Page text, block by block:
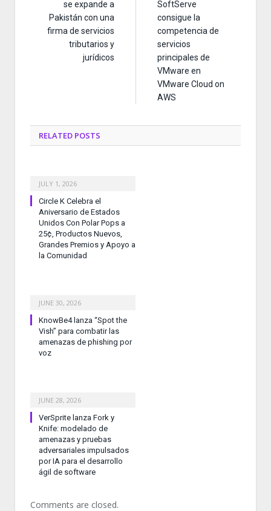
se expande a
Pakistán con una
firma de servicios
tributarios y
jurídicos
SoftServe
consigue la
competencia de
servicios
principales de
VMware en
VMware Cloud on
AWS
RELATED POSTS
JULY 1, 2026
Circle K Celebra el
Aniversario de Estados
Unidos Con Polar Pops a
25¢, Productos Nuevos,
Grandes Premios y Apoyo a
la Comunidad
JUNE 30, 2026
KnowBe4 lanza “Spot the
Vish” para combatir las
amenazas de phishing por
voz
JUNE 28, 2026
VerSprite lanza Fork y
Knife: modelado de
amenazas y pruebas
adversariales impulsados
por IA para el desarrollo
ágil de software
Comments are closed.